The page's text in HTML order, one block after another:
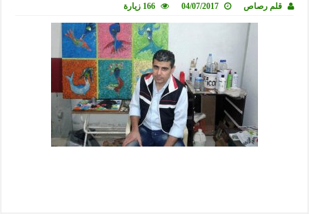
قلم رصاص 04/07/2017 166 زيارة